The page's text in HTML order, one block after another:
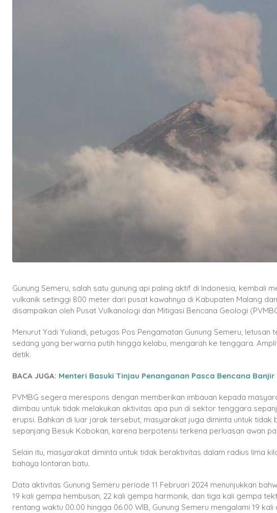
Gunung Semeru, salah satu gunung api paling aktif di Indonesia, kembali
vulkanik setinggi 800 meter dari pusat kawahnya di Kabupaten Malang
disampaikan oleh Pusat Vulkanologi dan Mitigasi Bencana Geologi
Menurut Yadi Yuliandi, petugas Pos Pengamatan Gunung Semeru,
sedang yang berwarna putih hingga kelabu, mengarah ke tenggara.
detik.
BACA JUGA: Menteri Basuki Tinjau Penanganan Pasca Bencana
PVMBG segera merespons dengan memberikan imbauan kepada
diimbau untuk tidak melakukan aktivitas apa pun di sektor tenggara
erupsi. Bahkan di luar jarak tersebut, masyarakat juga diminta untuk
sepanjang Besuk Kobokan, karena berpotensi terkena perluasan awan
Selain itu, masyarakat diminta untuk tidak beraktivitas dalam radius lima
bahaya lontaran batu.
Data aktivitas Gunung Semeru periode 11 Februari 2024 menunjukkan
19 kali gempa hembusan, 22 kali gempa harmonik, dan tiga kali gempa
rentang waktu 00.00 hingga 06.00 WIB, Gunung Semeru mengalami 19